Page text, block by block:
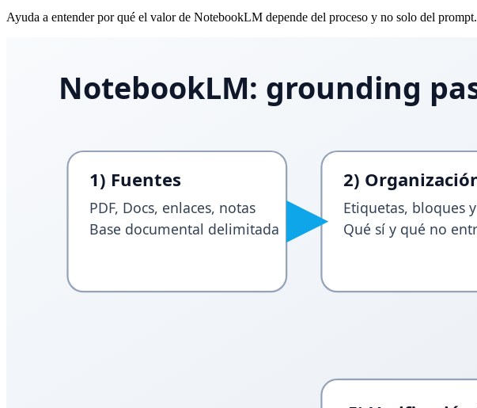
Ayuda a entender por qué el valor de NotebookLM depende del proceso y no solo del prompt.